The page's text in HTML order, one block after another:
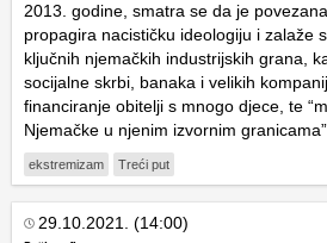
2013. godine, smatra se da je
propagira nacističku ideologiju i zalaže
ključnih njemačkih industrijskih grana,
socijalne skrbi, banaka i velikih
financiranje obitelji s mnogo djece, te
Njemačke u njenim izvornim
ekstremizam Treći put
29.10.2021. (14:00)